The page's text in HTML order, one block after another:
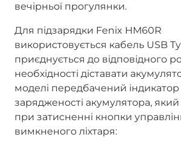
вечірньої прогулянки.
Для підзарядки Fenix HM60R
використовується кабель USB
приєднується до відповідного
необхідності діставати
моделі передбачений індикатор
зарядженості акумулятора, який
при затисненні кнопки
вимкненого ліхтаря: